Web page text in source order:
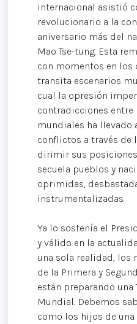
internacional asistió
revolucionario a la
aniversario más del
Mao Tse-tung. Esta
con momentos en los
transita escenarios
cual la opresión
contradicciones entre
mundiales ha llevado
conflictos a través de
dirimir sus
secuela pueblos y
oprimidas,
instrumentalizadas.
Ya lo sostenía el
y válido en la
una sola realidad, los
de la Primera y
están preparando una
Mundial. Debemos
como los hijos de